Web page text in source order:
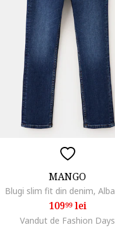
MANGO
10999lei
Vandut de Fashion Days